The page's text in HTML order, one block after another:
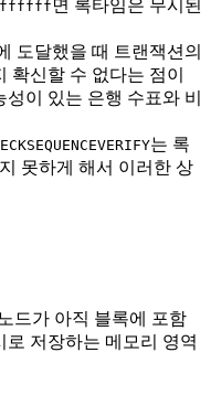
면 록타임은 무시된
도달했을 때 트랜잭션의
확신할 수 없다는 점이
이 있는 은행 수표와 비
는 록
못하게 해서 이러한 상
드가 아직 블록에 포함
저장하는 메모리 영역